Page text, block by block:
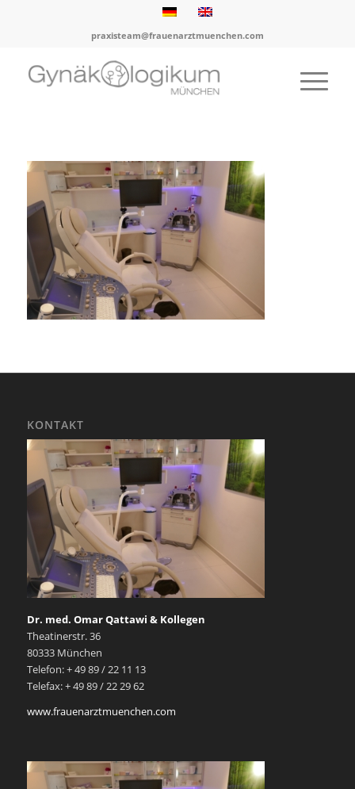
praxisteam@frauenarztmuenchen.com
KONTAKT
Dr. med. Omar Qattawi & Kollegen
Theatinerstr. 36
80333 München
Telefon: + 49 89 / 22 11 13
Telefax: + 49 89 / 22 29 62
www.frauenarztmuenchen.com